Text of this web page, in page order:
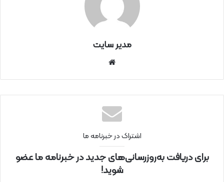
مدیر سایت
نتی
اشتراک در خبرنامه ما
برای دریافت به‌روزرسانی‌های جدید در خبرنامه ما عضو
شوید!